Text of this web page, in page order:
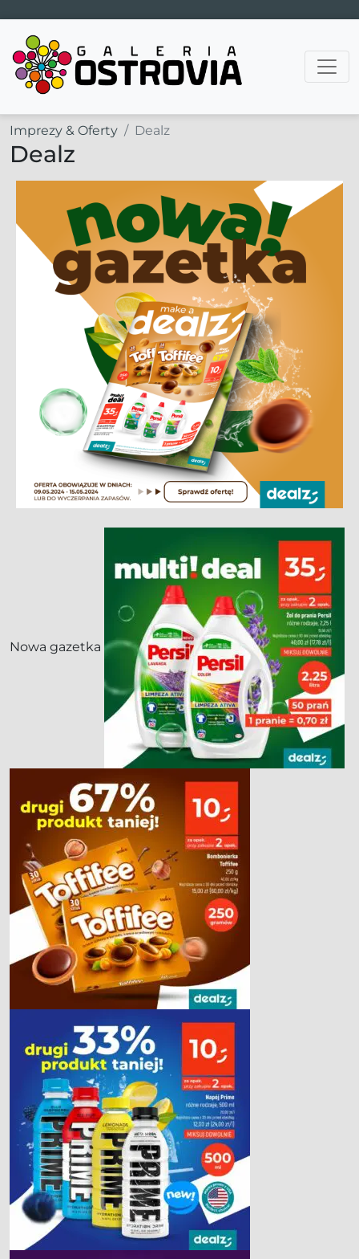
Main Navigation
Imprezy & Oferty Dealz
Dealz
Nowa gazetka